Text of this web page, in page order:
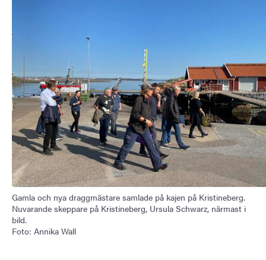
Gamla och nya draggmästare samlade på kajen på Kristineberg.
Nuvarande skeppare på Kristineberg, Ursula Schwarz, närmast i
bild.
Foto: Annika Wall